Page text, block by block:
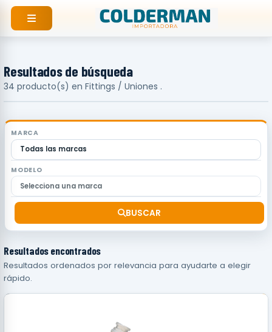
contenido
Resultados de búsqueda
34 producto(s) en Fittings / Uniones .
MARCA
MODELO
BUSCAR
Resultados encontrados
Resultados ordenados por relevancia para ayudarte a elegir
rápido.